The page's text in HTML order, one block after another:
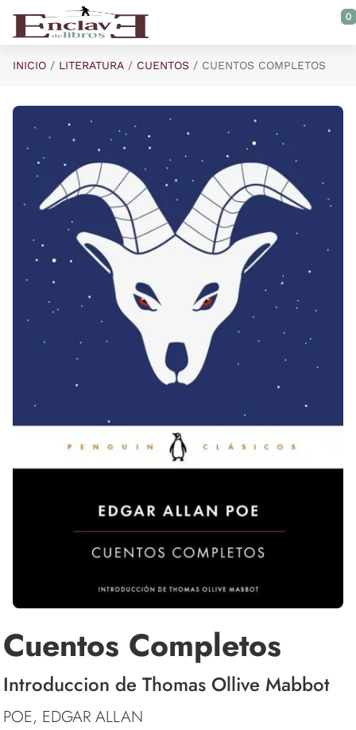
Saltar al contenido principal
0
INICIO LITERATURA CUENTOS CUENTOS COMPLETOS
Cuentos Completos
Introduccion de Thomas Ollive Mabbot
POE, EDGAR ALLAN